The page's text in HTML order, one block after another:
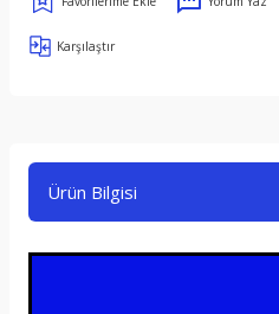
Karşılaştır
Ürün Bilgisi